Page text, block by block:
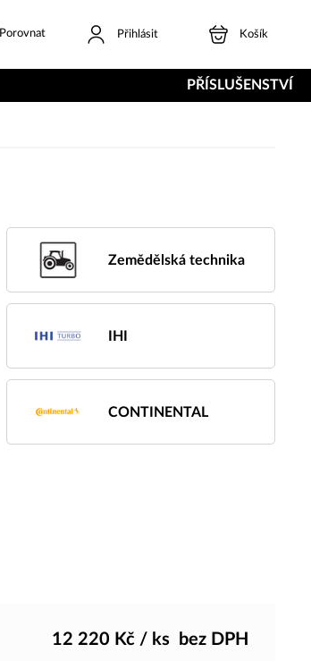
Porovnat Přihlásit Košík
PŘÍSLUŠENSTVÍ
Zemědělská technika
IHI
CONTINENTAL
12 220 Kč/ ksbez DPH